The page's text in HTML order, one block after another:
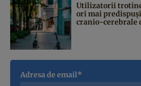
Utilizatorii
ori mai
cranio-cerebrale
Adresa de email*